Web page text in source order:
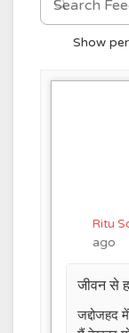
Feed…
Show
Ritu
ago
जीवन से